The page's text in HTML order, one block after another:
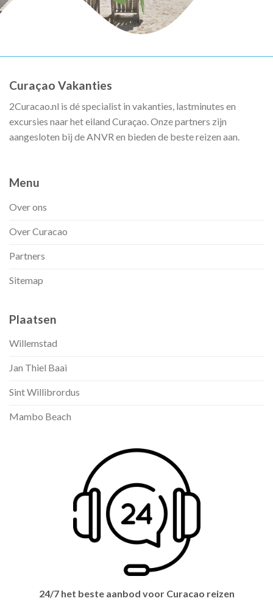
Curaçao Vakanties
2Curacao.nl is dé specialist in vakanties, lastminutes en
excursies naar het eiland Curaçao. Onze partners zijn
aangesloten bij de ANVR en bieden de beste reizen aan.
Menu
Over ons
Over Curacao
Partners
Sitemap
Plaatsen
Willemstad
Jan Thiel Baai
Sint Willibrordus
Mambo Beach
24/7 het beste aanbod voor Curacao reizen